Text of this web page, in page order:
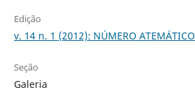
Edição
v. 14 n. 1 (2012): NÚMERO ATEMÁTICO
Seção
Galeria